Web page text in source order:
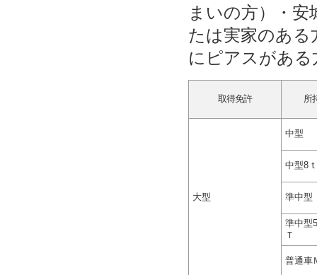
まいの方）・
たは実家のある
にピアスがあ
取得免許 所
大型
中型
中型8
準中型
準中型
Ｔ
普通車